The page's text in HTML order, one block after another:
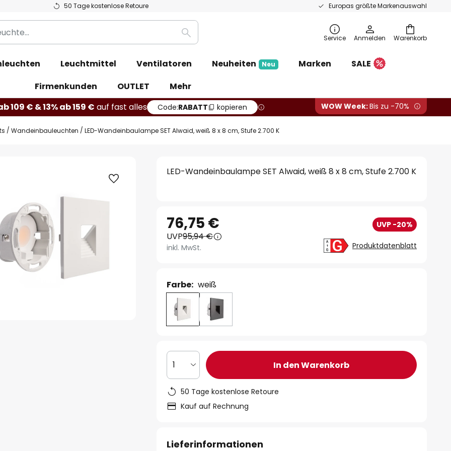
50 Tage kostenlose Retoure Europas größte Markenauswahl
Warenkorb
Suche Service Anmelden
Leuchtmittel Ventilatoren Neuheiten Neu Marken
SALE
Firmenkunden
OUTLET
Mehr
109 € & 13% ab 159 € auf fast alles Code:RABATT kopieren WOW Week:Bis zu -70%
Wandeinbauleuchten LED-Wandeinbaulampe SET Alwaid, weiß 8 x 8 cm, Stufe 2.700 K
LED-Wandeinbaulampe SET Alwaid, weiß 8 x 8 cm, Stufe 2.700 K
76,75 € UVP -20%
UVP95,94 €
inkl. MwSt. Produktdatenblatt
Farbe: weiß
1 In den Warenkorb
50 Tage kostenlose Retoure
Kauf auf Rechnung
Lieferinformationen